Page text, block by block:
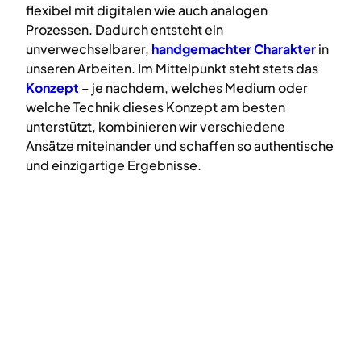
flexibel mit digitalen wie auch analogen
Prozessen. Dadurch entsteht ein
unverwechselbarer, handgemachter Charakterin
unseren Arbeiten. Im Mittelpunkt steht stets das
Konzept – je nachdem, welches Medium oder
welche Technik dieses Konzept am besten
unterstützt, kombinieren wir verschiedene
Ansätze miteinander und schaffen so authentische
und einzigartige Ergebnisse.